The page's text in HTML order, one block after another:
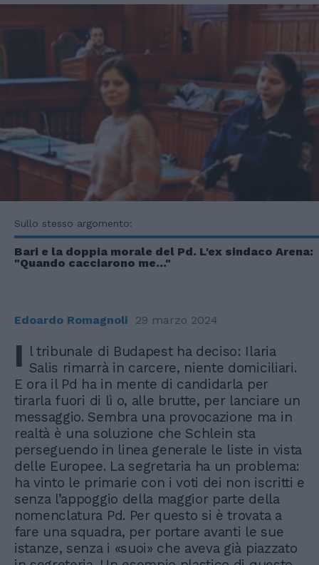
Sullo stesso argomento:
Bari e la doppia morale del Pd. L'ex sindaco Arena:
"Quando cacciarono me..."
Edoardo Romagnoli 29 marzo 2024
I l tribunale di Budapest ha deciso: Ilaria
Salis rimarrà in carcere, niente domiciliari.
E ora il Pd ha in mente di candidarla per
tirarla fuori di lì o, alle brutte, per lanciare un
messaggio. Sembra una provocazione ma in
realtà è una soluzione che Schlein sta
perseguendo in linea generale le liste in vista
delle Europee. La segretaria ha un problema:
ha vinto le primarie con i voti dei non iscritti e
senza l’appoggio della maggior parte della
nomenclatura Pd. Per questo si è trovata a
fare una squadra, per portare avanti le sue
istanze, senza i «suoi» che aveva già piazzato